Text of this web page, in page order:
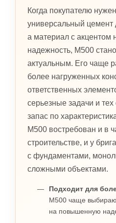
Когда покупателю
универсальный цемент
а материал с акцентом
надежность, М500
актуальным. Его чаще
более нагруженных
ответственных
серьезные задачи и
запас по
М500 востребован и в
строительстве, и у
с фундаментами,
сложными объектами.
Подходит для
М500 чаще
на повышенную